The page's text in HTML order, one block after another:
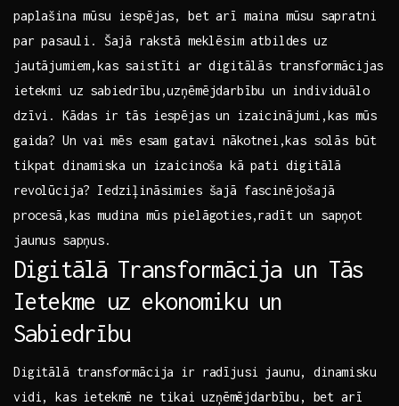
paplašina mūsu‌ iespējas, bet arī maina‌ mūsu⁤ sapratni
⁣par pasauli. Šajā ​rakstā meklēsim ‍atbildes ‍uz
jautājumiem,kas saistīti ar⁤ digitālās⁢ transformācijas
ietekmi uz sabiedrību,uzņēmējdarbību⁢ un individuālo
dzīvi. Kādas ir tās iespējas un izaicinājumi,kas mūs
gaida?⁣ Un vai ⁤mēs esam gatavi‌ nākotnei,kas solās būt
‌tikpat‍ dinamiska un⁣ izaicinoša kā pati digitālā
revolūcija? ‌Iedziļināsimies šajā fascinējošajā
procesā,kas mudina ‍mūs pielāgoties,radīt un sapņot
jaunus sapņus.
Digitālā ⁣Transformācija un Tās
Ietekme uz‍ ekonomiku⁤ un​
Sabiedrību
Digitālā transformācija ir radījusi jaunu, dinamisku
vidi, kas ietekmē⁢ ne ⁢tikai ⁣uzņēmējdarbību, bet arī